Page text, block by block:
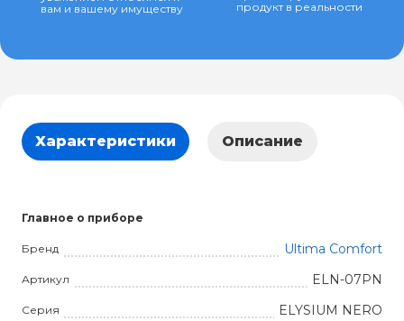
вам и вашему имуществу
продукт в реальности
Характеристики Описание
Главное о приборе
Бренд Ultima Comfort
Артикул ELN-07PN
Серия ELYSIUM NERO